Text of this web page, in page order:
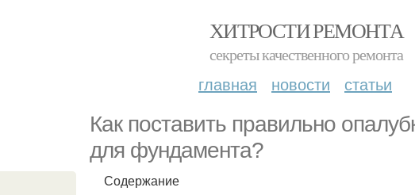
ХИТРОСТИ РЕМОНТА
секреты качественного ремонта
главная новости статьи
Как поставить правильно
для фундамента?
Содержание